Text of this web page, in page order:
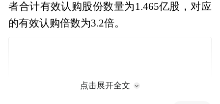
者合计有效认购股份数量为1.465亿股，对应
的有效认购倍数为3.2倍。
点击展开全文